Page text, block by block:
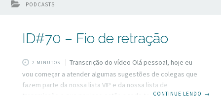
PODCASTS
ID#70 – Fio de retração
2 MINUTOS
Transcrição do vídeo Olá pessoal, hoje eu
vou começar a atender algumas sugestões de colegas que
fazem parte da nossa lista VIP e da nossa lista de
transmissão e que por isso estão a todo tempo em contato
CONTINUE LENDO →